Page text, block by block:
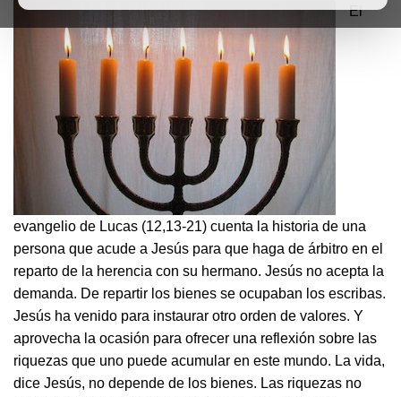
El
evangelio de Lucas (12,13-21) cuenta la historia de una
persona que acude a Jesús para que haga de árbitro en el
reparto de la herencia con su hermano. Jesús no acepta la
demanda. De repartir los bienes se ocupaban los escribas.
Jesús ha venido para instaurar otro orden de valores. Y
aprovecha la ocasión para ofrecer una reflexión sobre las
riquezas que uno puede acumular en este mundo. La vida,
dice Jesús, no depende de los bienes. Las riquezas no